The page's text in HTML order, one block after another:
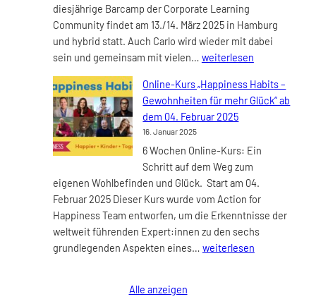
diesjährige Barcamp der Corporate Learning
Community findet am 13./14. März 2025 in Hamburg
und hybrid statt. Auch Carlo wird wieder mit dabei
sein und gemeinsam mit vielen… Corporate
Camp
#CLC25
am
März
2025
weiterlesen
Online-Kurs „Happiness Habits –
Gewohnheiten für mehr Glück“ ab
dem 04. Februar 2025
16. Januar 2025
6 Wochen Online-Kurs: Ein
Schritt auf dem Weg zum
eigenen Wohlbefinden und Glück. Start am 04.
Februar 2025 Dieser Kurs wurde vom Action for
Happiness Team entworfen, um die Erkenntnisse der
weltweit führenden Expert:innen zu den sechs
grundlegenden Aspekten eines… Online-
weiterlesen
Alle anzeigen